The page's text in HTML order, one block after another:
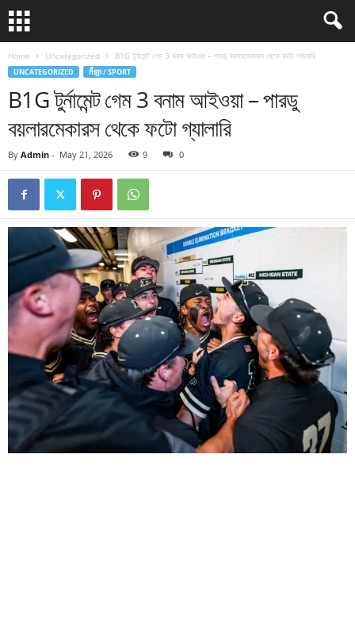
Home Uncategorized B1G টুর্নামেন্ট গেম 3 বনাম আইওয়া – পারডু বয়লারমেকারস থেকে ফটো গ্যালারি
UNCATEGORIZED កីឡា / SPORT
B1G টুর্নামেন্ট গেম 3 বনাম আইওয়া – পারডু
বয়লারমেকারস থেকে ফটো গ্যালারি
By Admin - May 21, 2026 9 0